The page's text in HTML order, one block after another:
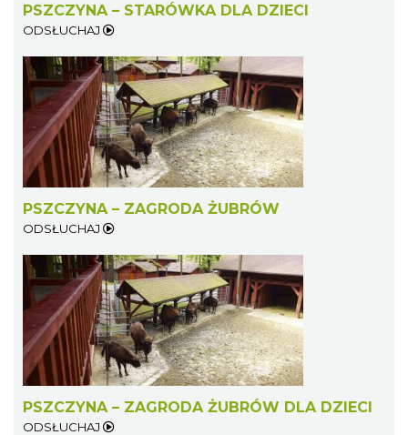
PSZCZYNA – STARÓWKA DLA DZIECI
ODSŁUCHAJ
PSZCZYNA – ZAGRODA ŻUBRÓW
ODSŁUCHAJ
PSZCZYNA – ZAGRODA ŻUBRÓW DLA DZIECI
ODSŁUCHAJ